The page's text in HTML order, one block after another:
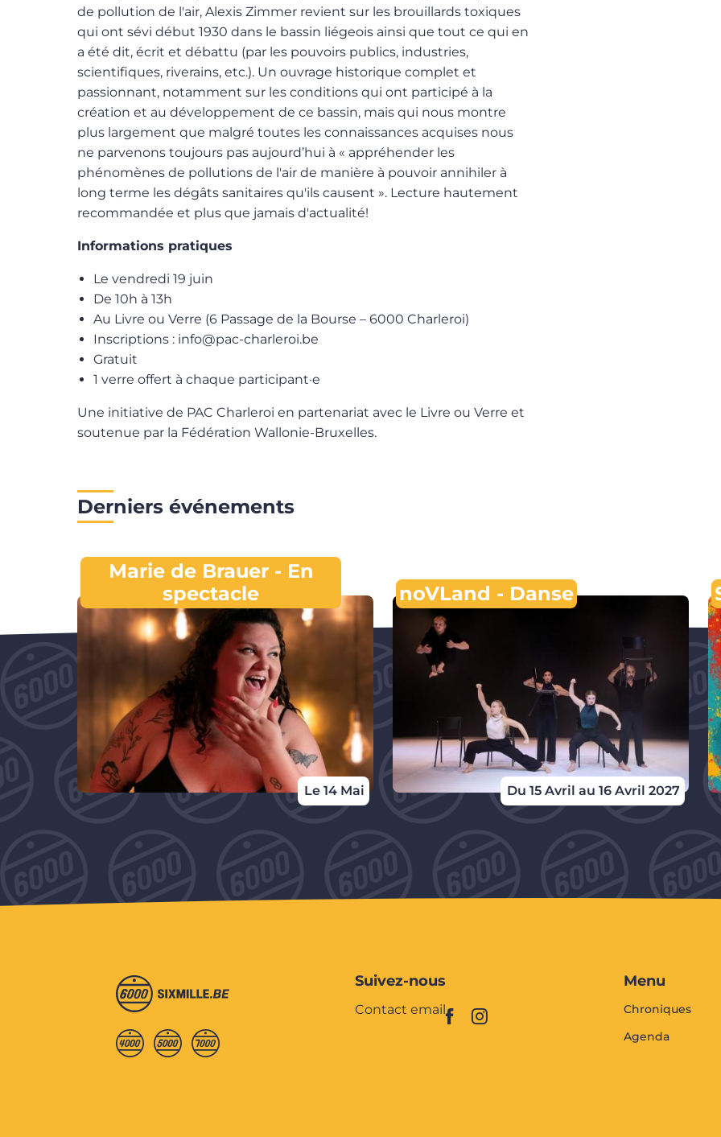
de pollution de l'air, Alexis Zimmer revient sur les brouillards toxiques
qui ont sévi début 1930 dans le bassin liégeois ainsi que tout ce qui en
a été dit, écrit et débattu (par les pouvoirs publics, industries,
scientifiques, riverains, etc.). Un ouvrage historique complet et
passionnant, notamment sur les conditions qui ont participé à la
création et au développement de ce bassin, mais qui nous montre
plus largement que malgré toutes les connaissances acquises nous
ne parvenons toujours pas aujourd’hui à « appréhender les
phénomènes de pollutions de l'air de manière à pouvoir annihiler à
long terme les dégâts sanitaires qu'ils causent ». Lecture hautement
recommandée et plus que jamais d'actualité!
Informations pratiques
Le vendredi 19 juin
De 10h à 13h
Au Livre ou Verre (6 Passage de la Bourse – 6000 Charleroi)
Inscriptions : info@pac-charleroi.be
Gratuit
1 verre offert à chaque participant·e
Une initiative de PAC Charleroi en partenariat avec le Livre ou Verre et
soutenue par la Fédération Wallonie-Bruxelles.
Derniers événements
Le 14 Mai
Marie de Brauer - En
spectacle
Du 15 Avril au 16 Avril 2027
noVLand - Danse
Suivez-nous
Contact email
Menu
Chroniques
Agenda